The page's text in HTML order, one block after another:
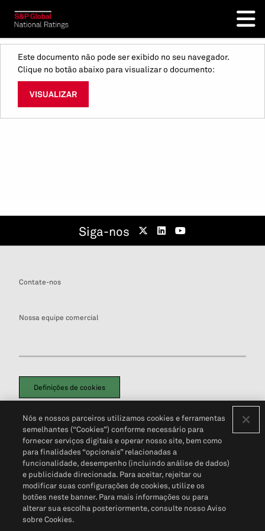
Este documento não pode ser exibido no seu navegador.
Clique no botão abaixo para visualizar o documento:
VISUALIZAR
Siga-nos
Contate-nos
Nossa equipe comercial
Definições de cookies
Política de PrivacidadePortal de privacidade do cliente (em inglês)
Não Venda Minhas Informações Pessoais© 2026 S&P Global
Nós e nossos parceiros utilizamos cookies e ferramentas
semelhantes (“Cookies”) conforme necessário para
fornecer serviços digitais e operar nosso site, bem como
para finalidades “opcionais” relacionadas a
funcionalidade, desempenho (incluindo análise de dados)
e publicidade direcionada. Para aceitar, rejeitar ou
modificar suas configurações de cookies, utilize os
botões neste banner. Para mais informações ou para
alterar sua escolha posteriormente, consulte nosso Aviso
sobre Cookies.